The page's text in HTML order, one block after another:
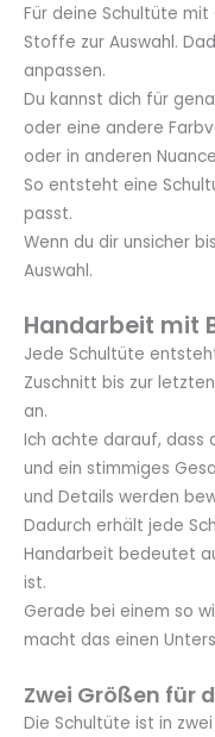
Für deine Schultüte
Stoffe zur Auswahl.
anpassen.
Du kannst dich für
oder eine andere
oder in anderen
So entsteht eine
passt.
Wenn du dir unsicher
Auswahl.
Handarbeit mit
Jede Schultüte
Zuschnitt bis zur
an.
Ich achte darauf, dass
und ein stimmiges
und Details werden
Dadurch erhält jede
Handarbeit bedeutet
ist.
Gerade bei einem so
macht das einen
Zwei Größen für
Die Schultüte ist in